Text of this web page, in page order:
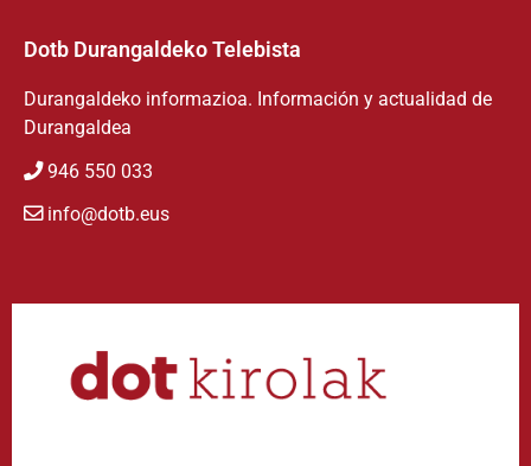
Dotb Durangaldeko Telebista
Durangaldeko informazioa. Información y actualidad de
Durangaldea
946 550 033
info@dotb.eus